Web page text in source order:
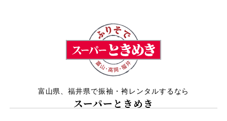
富山県、福井県で振袖・袴レンタルするなら
スーパーときめき